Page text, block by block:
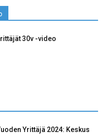
30v -video
Yrittäjä 2024: Keskus